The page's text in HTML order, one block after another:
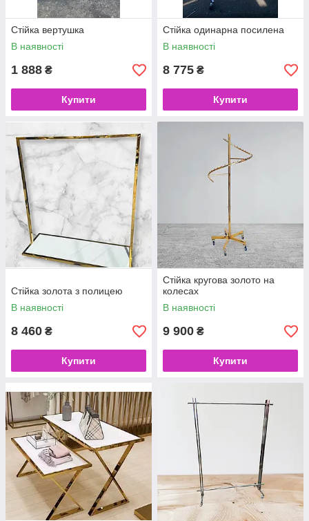
Стійка вертушка
В наявності
1 888 ₴
Купити
Стійка одинарна посилена
В наявності
8 775 ₴
Купити
Стійка золота з полицею
В наявності
8 460 ₴
Купити
Стійка кругова золото на
колесах
В наявності
9 900 ₴
Купити